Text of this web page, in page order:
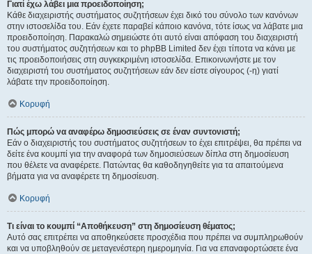
Γιατί έχω λάβει μια προειδοποίηση;
Κάθε διαχειριστής συστήματος συζητήσεων έχει δικό του σύνολο των κανόνων
στην ιστοσελίδα του. Εάν έχετε παραβεί κάποιο κανόνα, τότε ίσως να λάβατε μια
προειδοποίηση. Παρακαλώ σημειώστε ότι αυτό είναι απόφαση του διαχειριστή
του συστήματος συζητήσεων και το phpBB Limited δεν έχει τίποτα να κάνει με
τις προειδοποιήσεις στη συγκεκριμένη ιστοσελίδα. Επικοινωνήστε με τον
διαχειριστή του συστήματος συζητήσεων εάν δεν είστε σίγουρος (-η) γιατί
λάβατε την προειδοποίηση.
Κορυφή
Πώς μπορώ να αναφέρω δημοσιεύσεις σε έναν συντονιστή;
Εάν ο διαχειριστής του συστήματος συζητήσεων το έχει επιτρέψει, θα πρέπει να
δείτε ένα κουμπί για την αναφορά των δημοσιεύσεων δίπλα στη δημοσίευση
που θέλετε να αναφέρετε. Πατώντας θα καθοδηγηθείτε για τα απαιτούμενα
βήματα για να αναφέρετε τη δημοσίευση.
Κορυφή
Τι είναι το κουμπί “Αποθήκευση” στη δημοσίευση θέματος;
Αυτό σας επιτρέπει να αποθηκεύσετε προσχέδια που πρέπει να συμπληρωθούν
και να υποβληθούν σε μεταγενέστερη ημερομηνία. Για να επαναφορτώσετε ένα